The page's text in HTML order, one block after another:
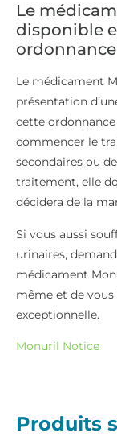
Le
disponible
ordonnance
Le médicament
présentation
cette ordonnance
commencer le
secondaires ou
traitement, elle
décidera de la
Si vous aussi
urinaires,
médicament
même et de
exceptionnelle.
Monuril Notice
Produits